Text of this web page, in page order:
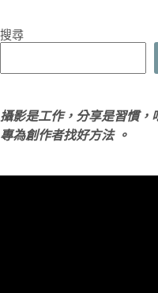
搜尋
攝影是工作，分享是習慣，
專為創作者找好方法 。